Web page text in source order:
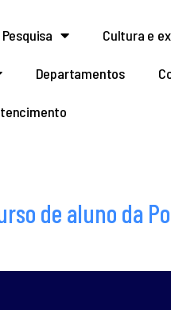
Pesquisa Cultura e
Departamentos
de aluno da